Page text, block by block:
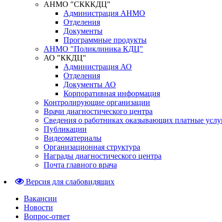
АНМО "СКККДЦ"
Администрация АНМО
Отделения
Документы
Программные продукты
АНМО "Поликлиника КДЦ"
АО "ККДЦ"
Администрация АО
Отделения
Документы АО
Корпоративная информация
Контролирующие организации
Врачи диагностического центра
Сведения о работниках оказывающих платные
Публикации
Видеоматериалы
Организационная структура
Награды диагностического центра
Почта главного врача
Версия для слабовидящих
Вакансии
Новости
Вопрос-ответ